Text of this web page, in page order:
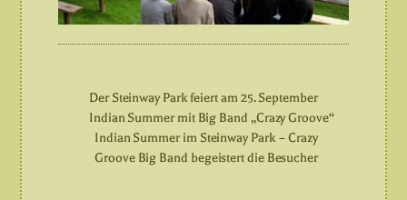
Der Steinway Park feiert am 25. September
Indian Summer mit Big Band „Crazy Groove“
Indian Summer im Steinway Park – Crazy
Groove Big Band begeistert die Besucher